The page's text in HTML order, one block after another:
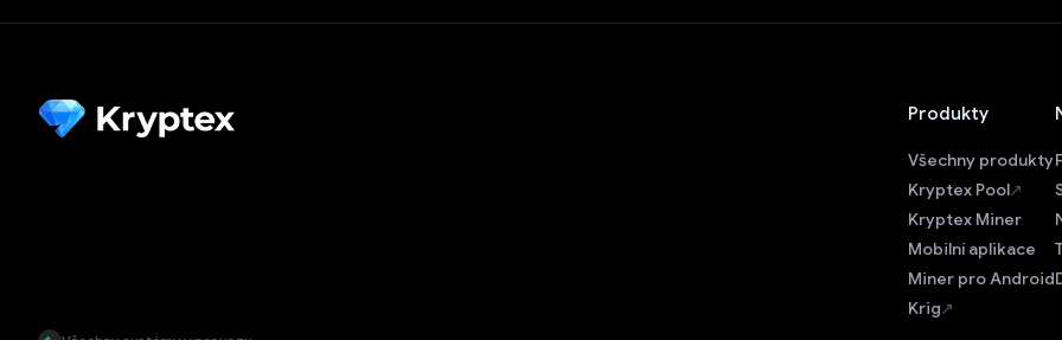
Produkty
Všechny produkty
Kryptex Pool
Kryptex Miner
Mobilní aplikace
Miner pro Android
Krig